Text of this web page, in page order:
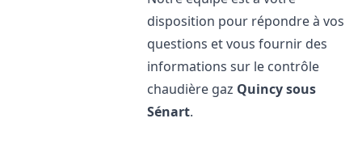
disposition pour répondre à vos
questions et vous fournir des
informations sur le contrôle
chaudière gaz Quincy sous
Sénart.